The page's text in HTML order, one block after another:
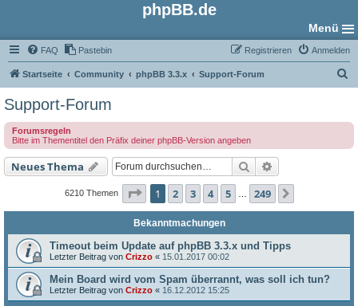
phpBB.de
Menü
FAQ Pastebin Anmelden
Registrieren
Startseite Community phpBB 3.3.x Support-Forum
e
Support-Forum
Forumsregeln
Bitte im Thementitel den Präfix deiner phpBB-Version angeben
Neues Thema Suche
6210 Themen Seite 1von 249
1 2 3 4 5 249
Bekanntmachungen
Timeout beim Update auf phpBB 3.3.x und Tipps
Letzter Beitrag von Crizzo « 15.01.2017 00:02
Mein Board wird vom Spam überrannt, was soll ich tun?
Letzter Beitrag von Crizzo « 16.12.2012 15:25